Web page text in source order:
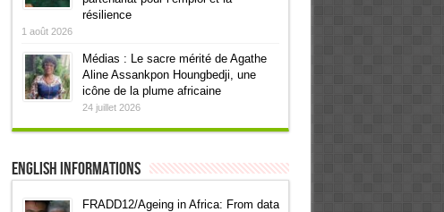
résilience
1 août 2026
Médias : Le sacre mérité de Agathe
Aline Assankpon Houngbedji, une
icône de la plume africaine
24 juillet 2026
English informations
FRADD12/Ageing in Africa: From data